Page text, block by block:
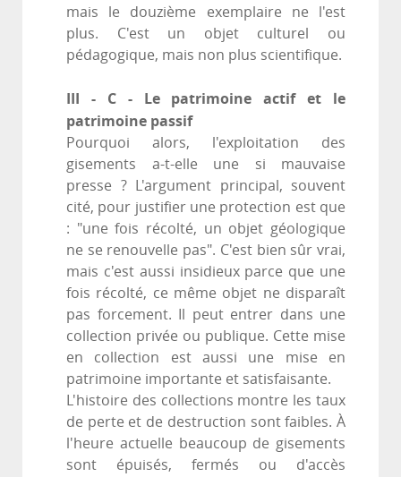
mais le douzième exemplaire ne l'est
plus. C'est un objet culturel ou
pédagogique, mais non plus scientifique.
III - C - Le patrimoine actif et le
patrimoine passif
Pourquoi alors, l'exploitation des
gisements a-t-elle une si mauvaise
presse ? L'argument principal, souvent
cité, pour justifier une protection est que
: "une fois récolté, un objet géologique
ne se renouvelle pas". C'est bien sûr vrai,
mais c'est aussi insidieux parce que une
fois récolté, ce même objet ne disparaît
pas forcement. Il peut entrer dans une
collection privée ou publique. Cette mise
en collection est aussi une mise en
patrimoine importante et satisfaisante.
L'histoire des collections montre les taux
de perte et de destruction sont faibles. À
l'heure actuelle beaucoup de gisements
sont épuisés, fermés ou d'accès